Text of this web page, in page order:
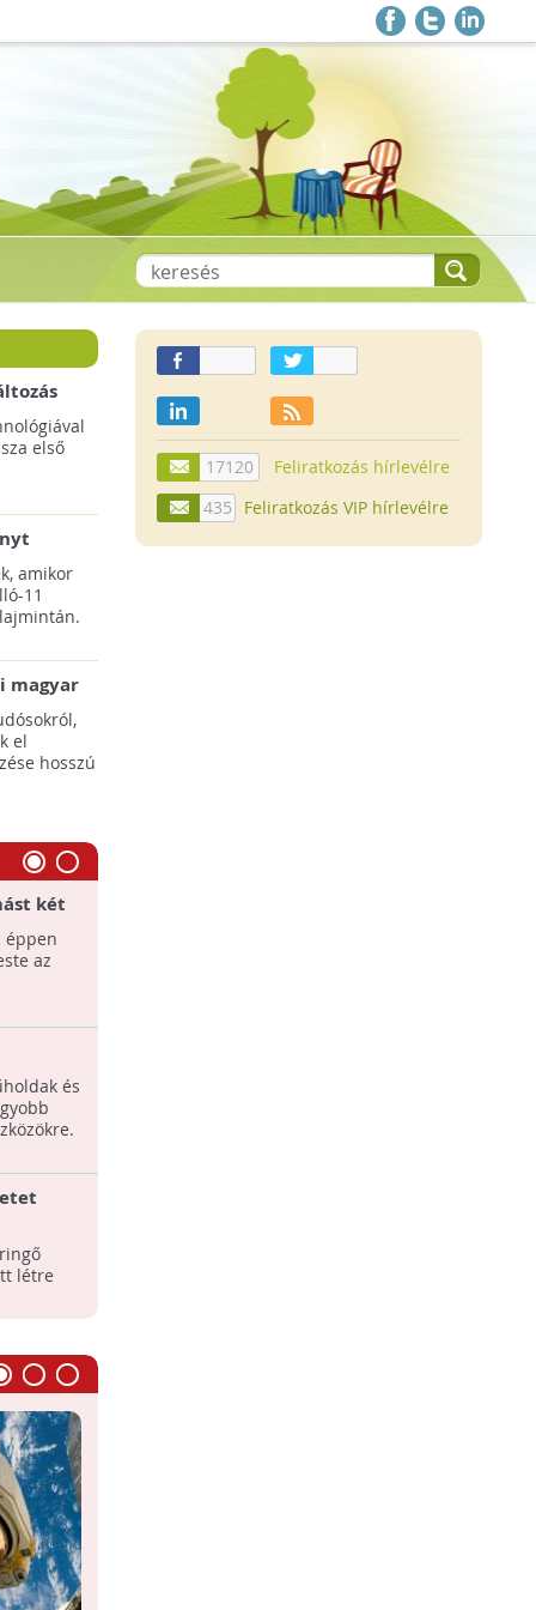
második
250 kilogrammos
1997-ben zuhant le
első
amikor
11
magyar
el
hosszú
két
felett
éppen
az
és
létre
17120
Feliratkozás hírlevélre
435
Feliratkozás VIP hírlevélre